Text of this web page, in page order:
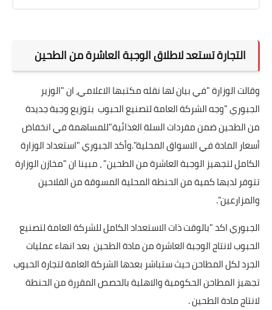
التجارة تستعد لاطلاق الوجبة العاشرة من الطحين
وقالت الوزارة "في بيان لها نقله مكتبها الاعلامي، ان "الوزير
الجبوري "وجه الشركة العامة لتصنيع الحبوب بتوزيع وجبة جديدة
من الطحين ضمن مفردات السلة الغذائية"للمساهمة في انخفاض
أسعار المادة في الاسواق المحلية".وأكد الجبوري "استعداد الوزارة
الكامل لتجهيز الوجبة العاشرة من الطحين" ، مبينا ان "مخازن الوزارة
تتوفر لديها كمية من الحنطة المحلية المسوقة من الفلاحين
والمزارعين".
الجبوري اكد "بالوقت ذات الاستعداد الكامل للشركة العامة لتصنيع
الحبوب لانتاج الوجبة العاشرة من مادة الطحين بعد انهاء عمليات
الجرد لكل المطاحن حيث ستباشر بعدها الشركة العامة لتجارة الحبوب
تجهيز المطاحن الحكومية والاهلية بالحصص المقررة من الحنطة
لانتاج مادة الطحين .